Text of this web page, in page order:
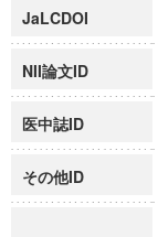
JaLCDOI
NII論文ID
医中誌ID
その他ID